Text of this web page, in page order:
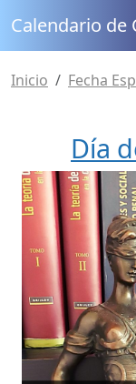
Calendario de
Inicio Fecha
Día